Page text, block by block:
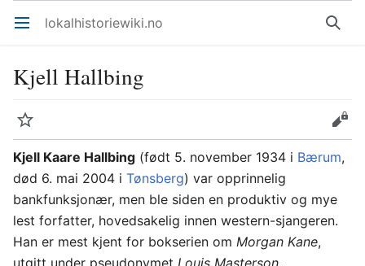
Åpne hovedmenyen lokalhistoriewiki.no Søk
Kjell Hallbing
Overvåk
Rediger
Kjell Kaare Hallbing (født 5. november 1934 i Bærum,
død 6. mai 2004 i Tønsberg) var opprinnelig
bankfunksjonær, men ble siden en produktiv og mye
lest forfatter, hovedsakelig innen western-sjangeren.
Han er mest kjent for bokserien om Morgan Kane,
utgitt under pseudonymet Louis Masterson.